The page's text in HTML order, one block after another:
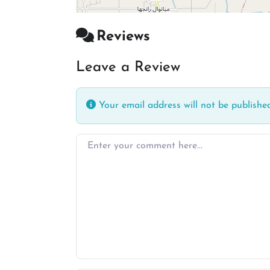
Reviews
Leave a Review
Your email address will not be
Enter your comment here…